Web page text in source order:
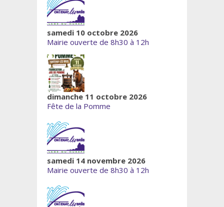
samedi 10 octobre 2026
Mairie ouverte de 8h30 à 12h
dimanche 11 octobre 2026
Fête de la Pomme
samedi 14 novembre 2026
Mairie ouverte de 8h30 à 12h